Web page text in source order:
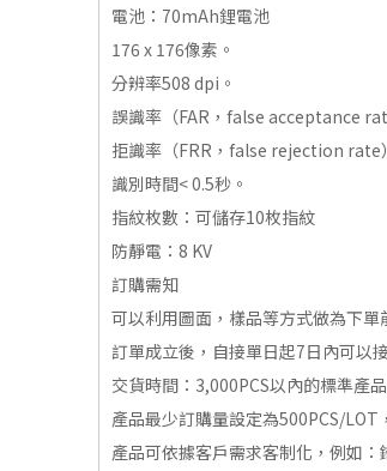
電池：70mAh鋰電池
176 x 176像素。
分辨率508 dpi。
誤識率（FAR，false acceptance
拒識率（FRR，false rejection rate
識別時間< 0.5秒。
指紋枚數：可儲存10枚指紋
防靜電：8 KV
訂購需知
可以利用圖面，樣品等方式做為下單
訂單成立後，自接單日起7日內可以
交貨時間：3,000PCS以內的標準產
產品最少訂購量設定為500PCS/
產品可依據客戶需求客制化，例如